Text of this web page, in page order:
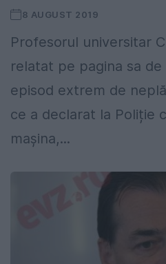
8 AUGUST 2019
Profesorul universitar
relatat pe pagina sa
episod extrem de
ce a declarat la Poliție
mașina,...